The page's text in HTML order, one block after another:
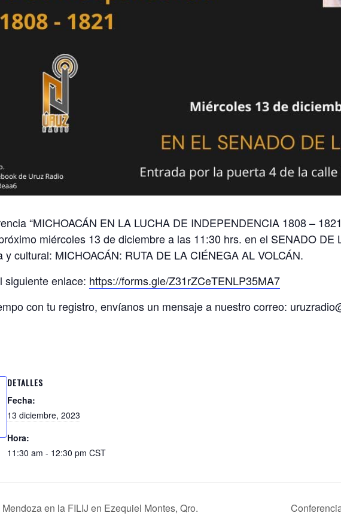
“MICHOACÁN EN LA LUCHA DE INDEPENDENCIA 1808 –
miércoles 13 de diciembre a las 11:30 hrs. en el SENADO DE
cultural: MICHOACÁN: RUTA DE LA CIÉNEGA AL VOLCÁN.
siguiente enlace: https://forms.gle/Z31rZCeTENLP35MA7
con tu registro, envíanos un mensaje a nuestro correo:
DETALLES
Fecha:
13 diciembre, 2023
Hora:
11:30 am - 12:30 pm CST
en la FILIJ en Ezequiel Montes, Qro.